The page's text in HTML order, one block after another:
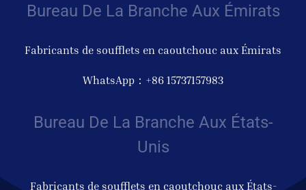
Bureau De La Branche Aux Émirats
Fabricants de soufflets en caoutchouc aux Émirats
WhatsApp：+86 15737157983
Bureau De La Branche Aux États-
Unis
Fabricants de soufflets en caoutchouc aux États-